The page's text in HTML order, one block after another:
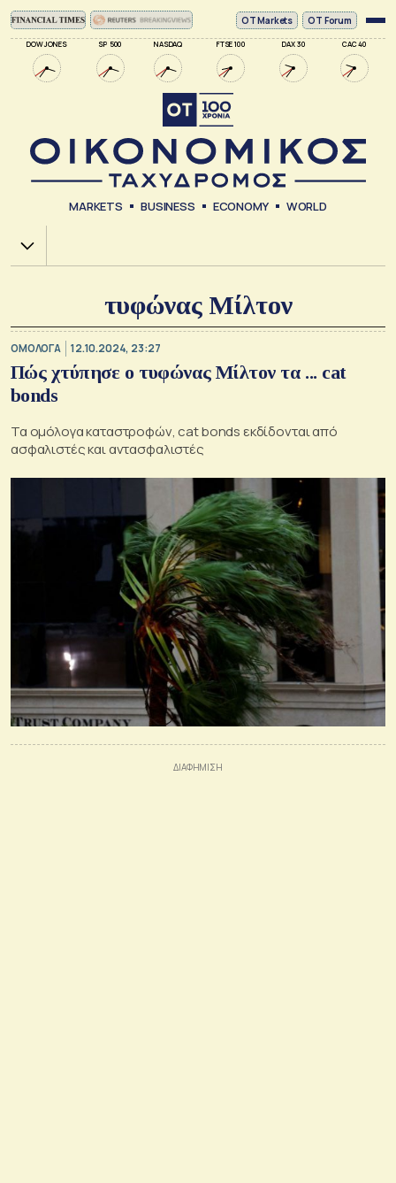
DOW JONES SP 500 NASDAQ FTSE 100 DAX 30 CAC 40
ΟΤ Markets OT Forum
MARKETS BUSINESS ECONOMY WORLD
Χ.Α.
τυφώνας Μίλτον
ΟΜΟΛΟΓΑ 12.10.2024, 23:27
Πώς χτύπησε ο τυφώνας Μίλτον τα ... cat
bonds
Τα ομόλογα καταστροφών, cat bonds εκδίδονται από
ασφαλιστές και αντασφαλιστές